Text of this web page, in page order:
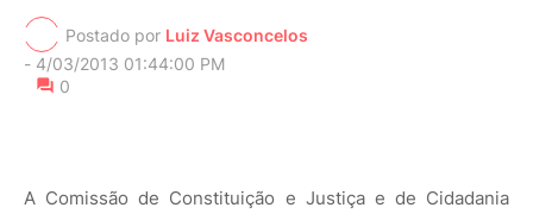
Postado por Luiz Vasconcelos
- 4/03/2013 01:44:00 PM
0
A Comissão de Constituição e Justiça e de Cidadania